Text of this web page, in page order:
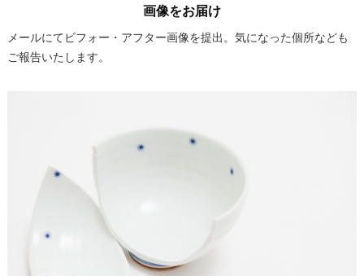
画像をお届け
メールにてビフォー・アフター画像を提出。気になった個所なども
ご報告いたします。